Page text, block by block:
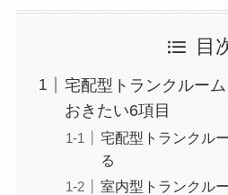
目
宅配型トランクルー
おきたい6項目
宅配型トランクル
る
室内型トランクル